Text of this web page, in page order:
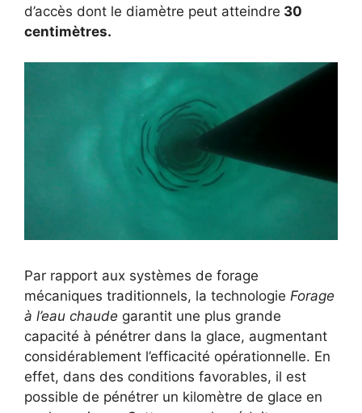
d’accès dont le diamètre peut atteindre 30
centimètres.
Par rapport aux systèmes de forage
mécaniques traditionnels, la technologie Forage
à l’eau chaude garantit une plus grande
capacité à pénétrer dans la glace, augmentant
considérablement l’efficacité opérationnelle. En
effet, dans des conditions favorables, il est
possible de pénétrer un kilomètre de glace en